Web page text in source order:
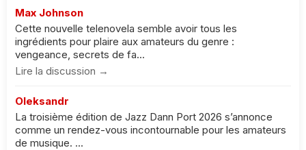
Max Johnson
Cette nouvelle telenovela semble avoir tous les
ingrédients pour plaire aux amateurs du genre :
vengeance, secrets de fa...
Lire la discussion →
Oleksandr
La troisième édition de Jazz Dann Port 2026 s’annonce
comme un rendez-vous incontournable pour les amateurs
de musique. ...